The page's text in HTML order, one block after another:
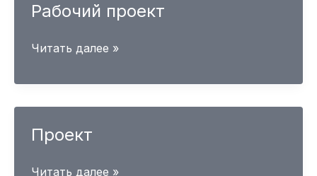
Рабочий проект
Рабочий
Читать далее »
Проект
Проект
Читать далее »